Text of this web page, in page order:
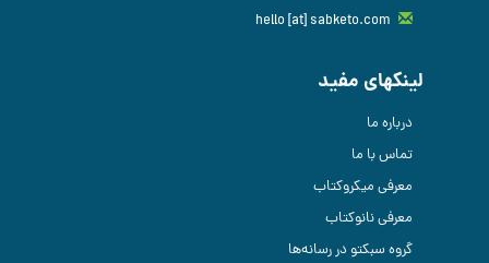
لینکهای مفید
درباره ما
تماس با ما
معرفی میکروکتاب
معرفی نانوکتاب
گروه سبکتو در رسانه‌ها